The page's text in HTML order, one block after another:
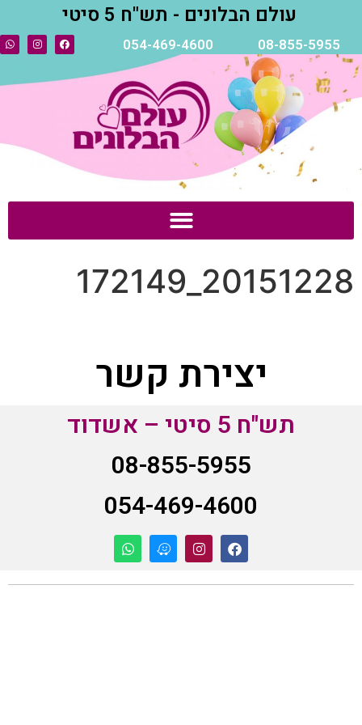
עולם הבלונים - תש"ח 5 סיטי
08-855-5955
054-469-4600
20151228_172149
יצירת קשר
תש"ח 5 סיטי – אשדוד
08-855-5955
054-469-4600